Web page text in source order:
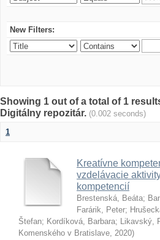
New Filters:
Showing 1 out of a total of 1
Digitálny repozitár. (0.002 seconds)
1
Kreatívne
vzdelávacie
kompetencií
Brestenská, Beáta;
Farárik, Peter;
Štefan; Kordíková, Barbara; Likavský,
Komenského v Bratislave, 2020)